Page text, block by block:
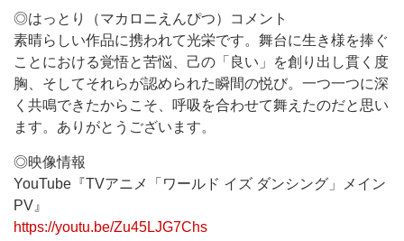
◎はっとり（マカロニえんぴつ）コメント
素晴らしい作品に携われて光栄です。舞台に生き様を捧ぐ
ことにおける覚悟と苦悩、己の「良い」を創り出し貫く度
胸、そしてそれらが認められた瞬間の悦び。一つ一つに深
く共鳴できたからこそ、呼吸を合わせて舞えたのだと思い
ます。ありがとうございます。
◎映像情報
YouTube『TVアニメ「ワールド イズ ダンシング」メイン
PV』
https://youtu.be/Zu45LJG7Chs